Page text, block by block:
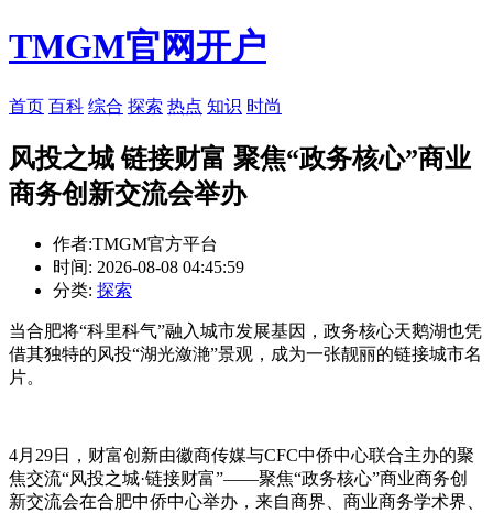
TMGM官网开户
首页 百科 综合 探索 热点 知识 时尚
风投之城 链接财富 聚焦“政务核心”商业
商务创新交流会举办
作者:TMGM官方平台
时间: 2026-08-08 04:45:59
分类: 探索
当合肥将“科里科气”融入城市发展基因，政务核心天鹅湖也凭
借其独特的风投“湖光潋滟”景观，成为一张靓丽的链接城市名
片。
4月29日，财富创新由徽商传媒与CFC中侨中心联合主办的聚
焦交流“风投之城·链接财富”——聚焦“政务核心”商业商务创
新交流会在合肥中侨中心举办，来自商界、商业商务学术界、